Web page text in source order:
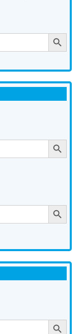
Search Button
Search Button
Search Button
Search Button